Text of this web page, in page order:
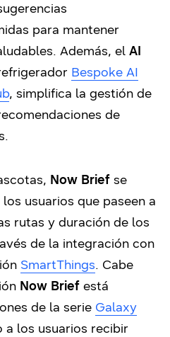
para mantener
Además, el AI
Bespoke AI
, simplifica la gestión de
de
Now Brief se
usuarios que paseen a
rutas y duración de los
de la integración con
SmartThings. Cabe
Now Brief está
de la serie Galaxy
a los usuarios recibir